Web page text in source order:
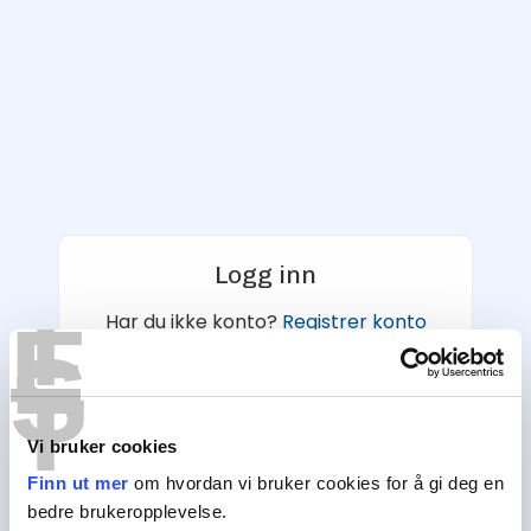
T
E
S
T
Vi bruker cookies
Finn ut mer om hvordan vi bruker cookies for å gi deg en
bedre brukeropplevelse.
Logg inn
Har du ikke konto? Registrer konto
E-postadresse
Passord